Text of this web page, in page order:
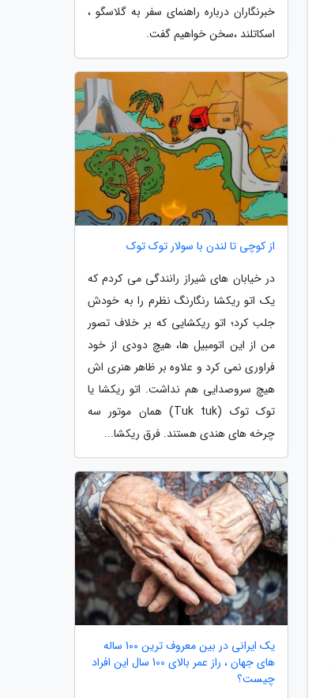
خبرنگاران درباره راهنمای سفر به گلاسگو ،
اسکاتلند ،سخن خواهیم گفت.
از کوچی تا لندن با سولار توک توک
در خیابان های شیراز رانندگی می کردم که
یک اتو ریکشا رنگارنگ نظرم را به خودش
جلب کرد؛ اتو ریکشایی که بر خلاف تصور
من از این اتومبیل ها، هیچ دودی از خود
فراوری نمی کرد و علاوه بر ظاهر هنری اش
هیچ سروصدایی هم نداشت. اتو ریکشا یا
توک توک (Tuk tuk) همان موتور سه
چرخه های هندی هستند. فرق ریکشا...
یک ایرانی در بین معروف ترین 100 ساله
های جهان ، راز عمر بالای 100 سال این افراد
چیست؟